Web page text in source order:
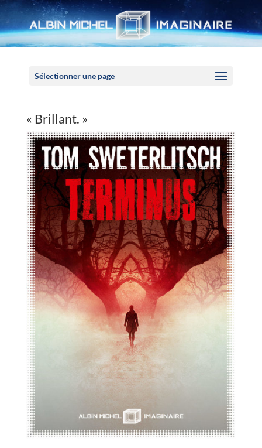
Sélectionner une page
« Brillant. »
Panneau de gestion des cookies